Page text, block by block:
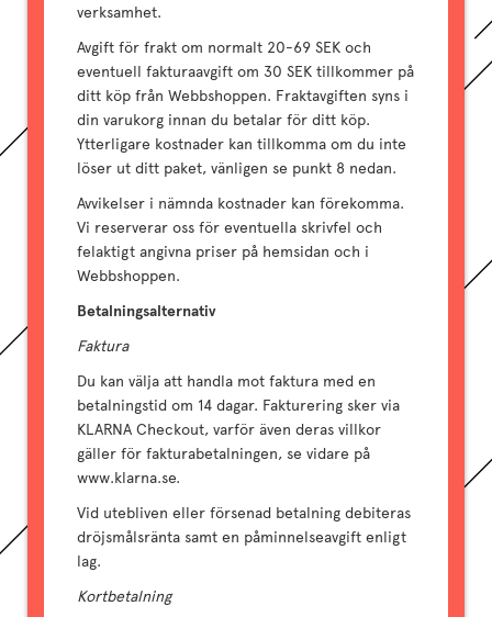
verksamhet.
Avgift för frakt om normalt 20-69 SEK och
eventuell fakturaavgift om 30 SEK tillkommer på
ditt köp från Webbshoppen. Fraktavgiften syns i
din varukorg innan du betalar för ditt köp.
Ytterligare kostnader kan tillkomma om du inte
löser ut ditt paket, vänligen se punkt 8 nedan.
Avvikelser i nämnda kostnader kan förekomma.
Vi reserverar oss för eventuella skrivfel och
felaktigt angivna priser på hemsidan och i
Webbshoppen.
Betalningsalternativ
Faktura
Du kan välja att handla mot faktura med en
betalningstid om 14 dagar. Fakturering sker via
KLARNA Checkout, varför även deras villkor
gäller för fakturabetalningen, se vidare på
www.klarna.se.
Vid utebliven eller försenad betalning debiteras
dröjsmålsränta samt en påminnelseavgift enligt
lag.
Kortbetalning